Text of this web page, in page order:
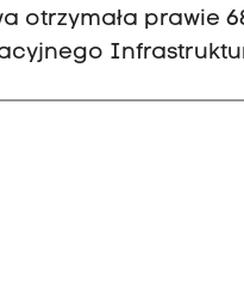
otrzymała prawie